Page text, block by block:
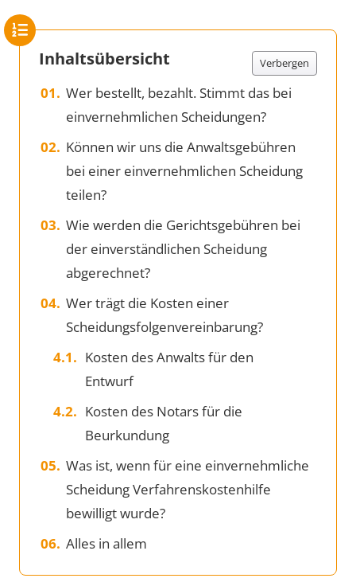
Inhaltsübersicht Verbergen
Wer bestellt, bezahlt. Stimmt das bei
einvernehmlichen Scheidungen?
Können wir uns die Anwaltsgebühren
bei einer einvernehmlichen Scheidung
teilen?
Wie werden die Gerichtsgebühren bei
der einverständlichen Scheidung
abgerechnet?
Wer trägt die Kosten einer
Scheidungsfolgenvereinbarung?
Kosten des Anwalts für den
Entwurf
Kosten des Notars für die
Beurkundung
Was ist, wenn für eine einvernehmliche
Scheidung Verfahrenskostenhilfe
bewilligt wurde?
Alles in allem